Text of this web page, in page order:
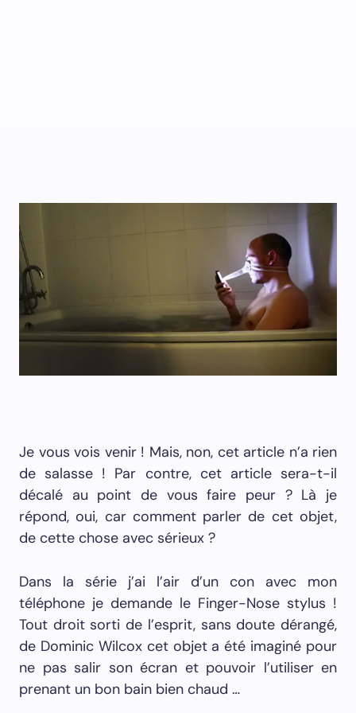
Je vous vois venir ! Mais, non, cet article n’a rien
de salasse ! Par contre, cet article sera-t-il
décalé au point de vous faire peur ? Là je
répond, oui, car comment parler de cet objet,
de cette chose avec sérieux ?
Dans la série j’ai l’air d’un con avec mon
téléphone je demande le Finger-Nose stylus !
Tout droit sorti de l’esprit, sans doute dérangé,
de Dominic Wilcox cet objet a été imaginé pour
ne pas salir son écran et pouvoir l’utiliser en
prenant un bon bain bien chaud …